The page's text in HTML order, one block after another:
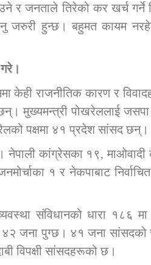
जनताले तिरेको कर खर्च गर्ने
जरुरी हुन्छ। बहुमत कायम
केही राजनीतिक कारण र
मुख्यमन्त्री पोखरेललाई जसपा
पक्षमा ४१ प्रदेश सांसद छन्।
कांग्रेसका १९,
१ र नेकपाबाट
संविधानको धारा १८६
४२ जना पुग्छ। ४१ जना सांसदको
विपक्षी सांसदहरूको छ।